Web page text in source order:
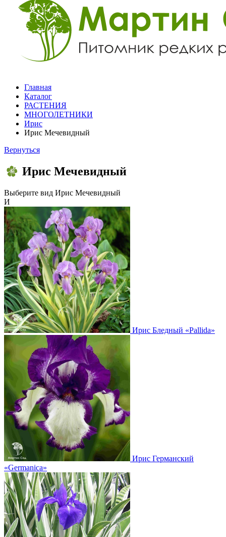
Главная
Каталог
РАСТЕНИЯ
МНОГОЛЕТНИКИ
Ирис
Ирис Мечевидный
Вернуться
Ирис Мечевидный
Выберите вид Ирис Мечевидный
И
Ирис Бледный «Pallida»
Ирис Германский
«Germanica»